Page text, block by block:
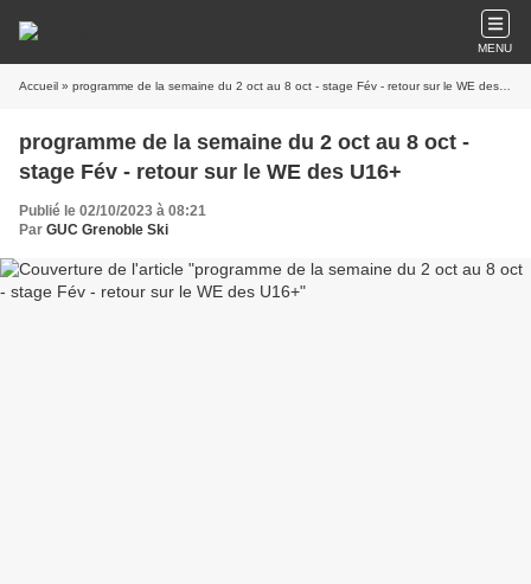
MENU
Accueil » programme de la semaine du 2 oct au 8 oct - stage Fév - retour sur le WE des U16+
programme de la semaine du 2 oct au 8 oct -
stage Fév - retour sur le WE des U16+
Publié le 02/10/2023 à 08:21
Par GUC Grenoble Ski